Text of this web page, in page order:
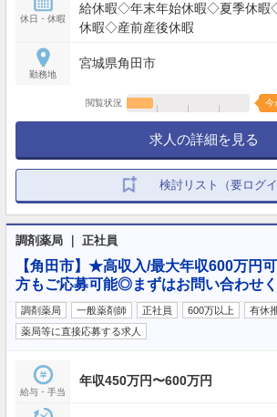
休日・休暇
給休暇◇年末年始休暇◇夏季休
休暇◇産前産後休暇
勤務地
宮城県角田市
閲覧状況 今
求人の詳細を見る
検討リスト（要ログイ
調剤薬局 ｜ 正社員
【角田市】★高収入/最大年収600万円
方もご応募可能◎まずはお問い合わせ
調剤薬局 一般薬剤師 正社員 600万以上 有休
薬局等に直接応募する求人
給与・手当
年収450万円〜600万円